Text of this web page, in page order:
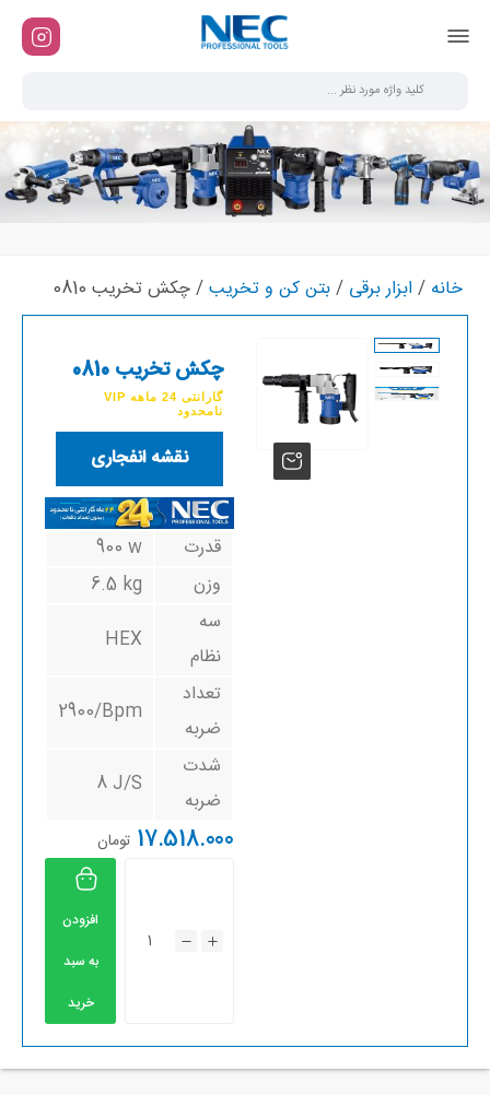
خانه / ابزار برقی /بتن کن و تخریب/ چکش تخریب 0810
چکش تخریب 0810
گارانتی 24 ماهه VIP
نامحدود
نقشه انفجاری
قدرت
900 w
وزن
6.5 kg
سه
نظام
HEX
تعداد
ضربه
2900/Bpm
شدت
ضربه
8 J/S
17.518.000 تومان
افزودن
به سبد
خرید